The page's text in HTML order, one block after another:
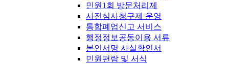
민원1회 방문처리제
사전심사청구제 운영
통합폐업신고 서비스
행정정보공동이용 서류
본인서명 사실확인서
민원편람 및 서식